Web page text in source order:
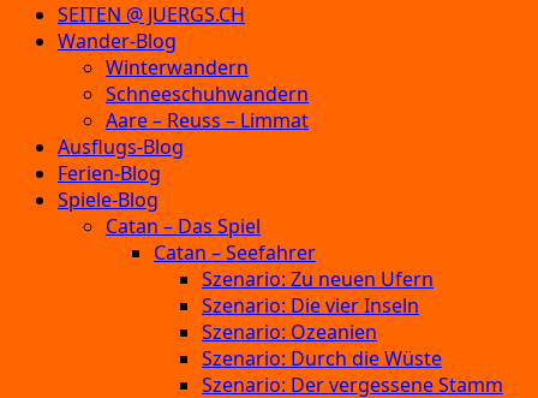
SEITEN @ JUERGS.CH
Wander-Blog
Winterwandern
Schneeschuhwandern
Aare – Reuss – Limmat
Ausflugs-Blog
Ferien-Blog
Spiele-Blog
Catan – Das Spiel
Catan – Seefahrer
Szenario: Zu neuen Ufern
Szenario: Die vier Inseln
Szenario: Ozeanien
Szenario: Durch die Wüste
Szenario: Der vergessene Stamm